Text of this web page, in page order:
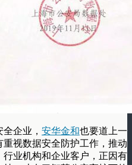
企业， 安华金和也要道上一
视数据安全防护工作，推动
业机构和企业客户，正因有